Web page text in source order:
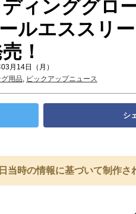
ィンググロ
ルエススリ
！
月14日（月）
用品, ピックアップニュース
シ
当時の情報に基づいて制作さ